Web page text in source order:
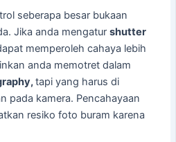
seberapa besar bukaan
Jika anda mengaturshutter
memperoleh cahaya lebih
anda memotret dalam
tapi yang harus di
pada kamera. Pencahayaan
resiko foto buram karena